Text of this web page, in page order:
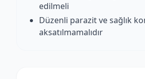
edilmeli
Düzenli parazit ve sağlık
aksatılmamalıdır